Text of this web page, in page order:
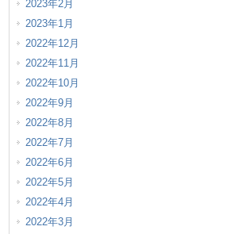
2023年2月
2023年1月
2022年12月
2022年11月
2022年10月
2022年9月
2022年8月
2022年7月
2022年6月
2022年5月
2022年4月
2022年3月